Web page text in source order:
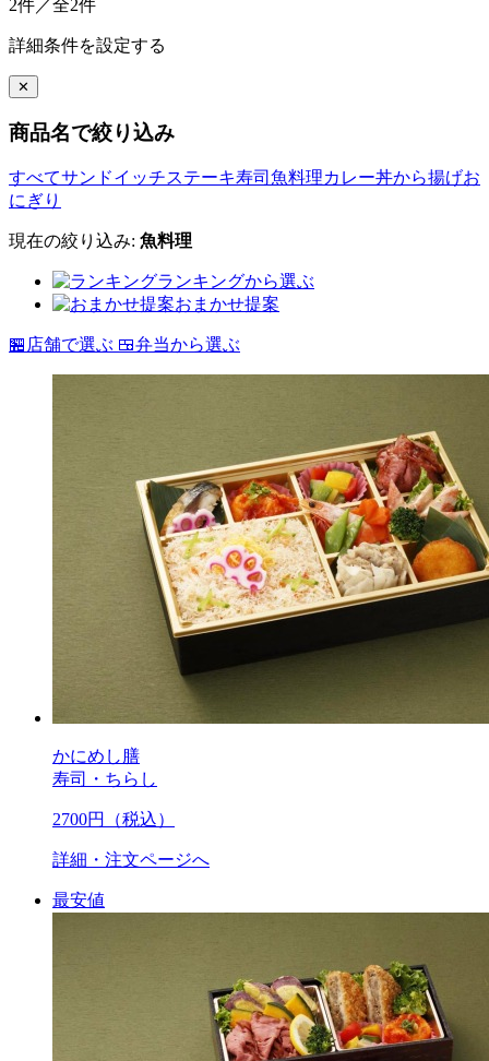
2件／全2件
詳細条件を設定する
✕
商品名で絞り込み
すべてサンドイッチステーキ寿司 魚料理カレー丼から揚げお
にぎり
現在の絞り込み: 魚料理
ランキングから選ぶ
おまかせ提案
🏪 店舗で選ぶ 🍱弁当から選ぶ
かにめし膳
寿司・ちらし
2700円（税込）
詳細・注文ページへ
最安値